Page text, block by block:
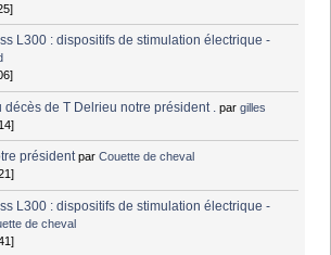
L300 : dispositifs de stimulation électrique -
décès de T Delrieu notre président . pargilles
président parCouette de cheval
L300 : dispositifs de stimulation électrique -
de cheval